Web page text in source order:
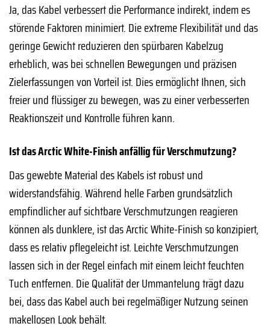
Ja, das Kabel verbessert die Performance indirekt, indem es
störende Faktoren minimiert. Die extreme Flexibilität und das
geringe Gewicht reduzieren den spürbaren Kabelzug
erheblich, was bei schnellen Bewegungen und präzisen
Zielerfassungen von Vorteil ist. Dies ermöglicht Ihnen, sich
freier und flüssiger zu bewegen, was zu einer verbesserten
Reaktionszeit und Kontrolle führen kann.
Ist das Arctic White-Finish anfällig für Verschmutzung?
Das gewebte Material des Kabels ist robust und
widerstandsfähig. Während helle Farben grundsätzlich
empfindlicher auf sichtbare Verschmutzungen reagieren
können als dunklere, ist das Arctic White-Finish so konzipiert,
dass es relativ pflegeleicht ist. Leichte Verschmutzungen
lassen sich in der Regel einfach mit einem leicht feuchten
Tuch entfernen. Die Qualität der Ummantelung trägt dazu
bei, dass das Kabel auch bei regelmäßiger Nutzung seinen
makellosen Look behält.